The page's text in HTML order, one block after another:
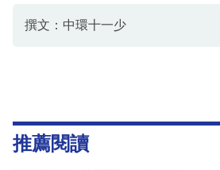
撰文：中環十一少
推薦閱讀